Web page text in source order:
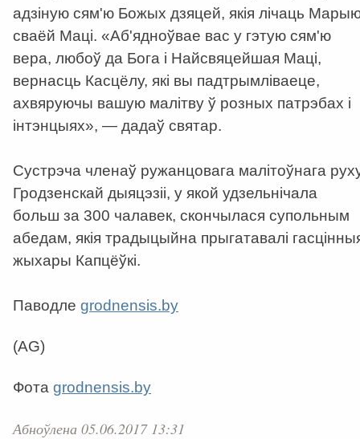
адзіную сям'ю Божых дзяцей, якія лічаць
сваёй Маці. «Аб'ядноўвае вас у гэтую сям'ю
вера, любоў да Бога і Найсвяцейшая Маці,
вернасць Касцёлу, які вы падтрымліваеце,
ахвяруючы вашую малітву ў розных патрэбах і
інтэнцыях», — дадаў святар.
Сустрэча членаў ружанцовага малітоўнага
Гродзенскай дыяцэзіі, у якой удзельнічала
больш за 300 чалавек, скончылася супольным
абедам, якія традыцыйна прыгатавалі
жыхары Капцёўкі.
Паводле grodnensis.by
(AG)
Фота grodnensis.by
Абноўлена 05.06.2017 13:31